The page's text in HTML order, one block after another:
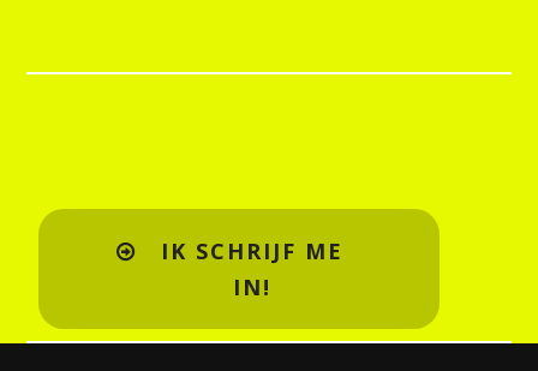
IK SCHRIJF ME
IN!